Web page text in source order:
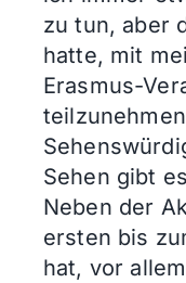
zu tun, aber
hatte, mit
Erasmus-
Sehen gibt
Neben der
ersten bis
hat, vor